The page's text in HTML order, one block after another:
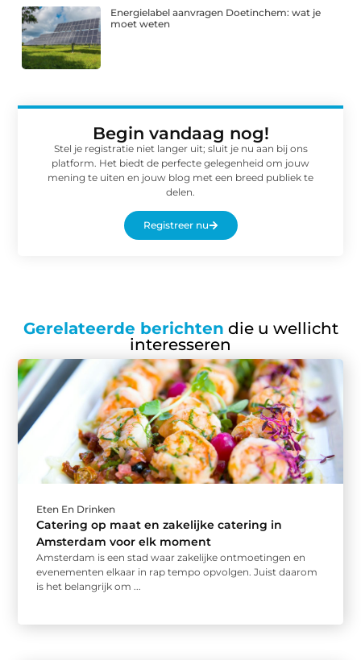
Energielabel aanvragen Doetinchem: wat je
moet weten
Begin vandaag nog!
Stel je registratie niet langer uit; sluit je nu aan bij ons
platform. Het biedt de perfecte gelegenheid om jouw
mening te uiten en jouw blog met een breed publiek te
delen.
Registreer nu
Gerelateerde berichten die u wellicht
interesseren
Eten En Drinken
Catering op maat en zakelijke catering in
Amsterdam voor elk moment
Amsterdam is een stad waar zakelijke ontmoetingen en
evenementen elkaar in rap tempo opvolgen. Juist daarom
is het belangrijk om ...